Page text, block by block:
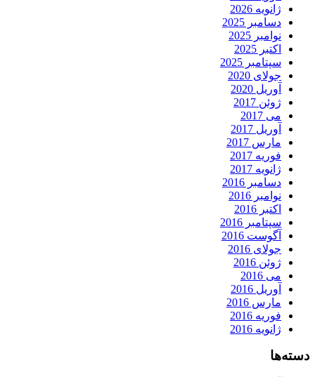
ژانویه 2026
دسامبر 2025
نوامبر 2025
اکتبر 2025
سپتامبر 2025
جولای 2020
آوریل 2020
ژوئن 2017
می 2017
آوریل 2017
مارس 2017
فوریه 2017
ژانویه 2017
دسامبر 2016
نوامبر 2016
اکتبر 2016
سپتامبر 2016
آگوست 2016
جولای 2016
ژوئن 2016
می 2016
آوریل 2016
مارس 2016
فوریه 2016
ژانویه 2016
دسته‌ها